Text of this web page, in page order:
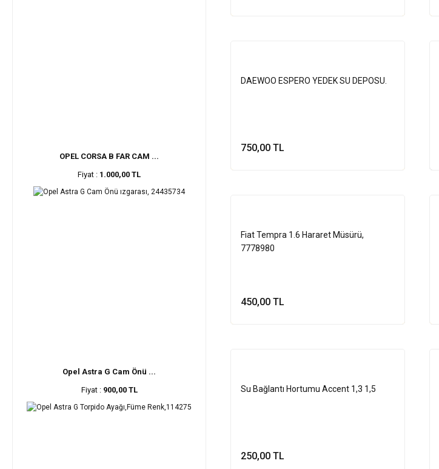
OPEL CORSA B FAR CAM ...
Fiyat : 1.000,00 TL
Opel Astra G Cam Önü ...
Fiyat : 900,00 TL
DAEWOO ESPERO YEDEK SU DEPOSU.
750,00 TL
Fiat Tempra 1.6 Hararet Müsürü,
7778980
450,00 TL
Su Bağlantı Hortumu Accent 1,3 1,5
250,00 TL